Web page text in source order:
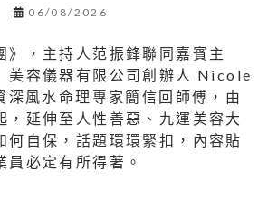
06/08/2026
》，主持人范振鋒聯同嘉賓主
美容儀器有限公司創辦人 Nicole
深風水命理專家簡信回師傅，由
，延伸至人性善惡、九運美容大
何自保，話題環環緊扣，內容貼
員必定有所得著。